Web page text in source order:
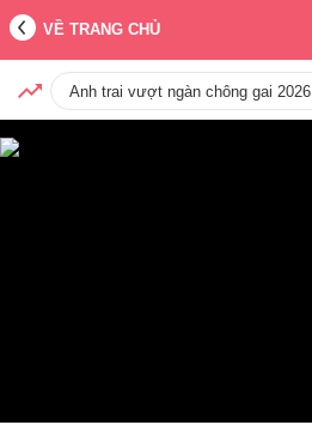
VỀ TRANG CHỦ
Anh trai vượt ngàn chông gai 2026